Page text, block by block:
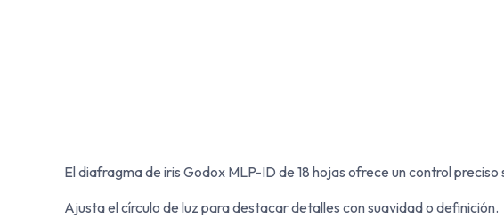
El diafragma de iris Godox MLP-ID de 18 hojas ofrece un control
Ajusta el círculo de luz para destacar detalles con suavidad o definición.